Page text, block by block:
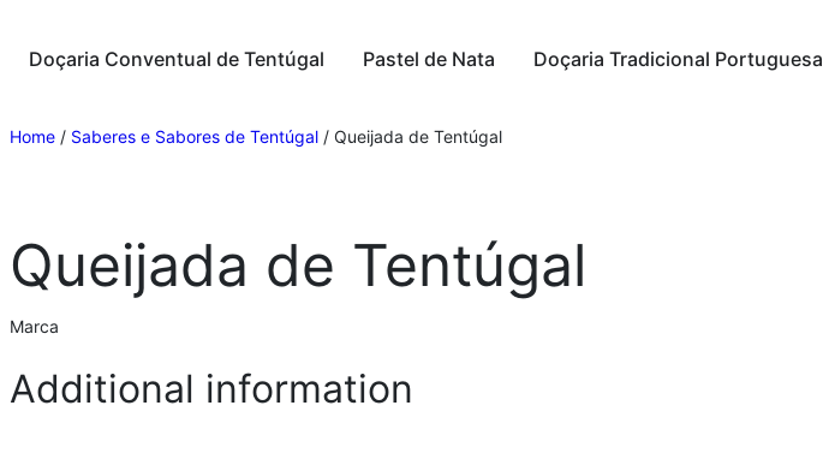
Doçaria Conventual de Tentúgal Pastel de Nata Doçaria Tradicional Portuguesa
Home / Saberes e Sabores de Tentúgal / Queijada de Tentúgal
Queijada de Tentúgal
Marca
Additional information